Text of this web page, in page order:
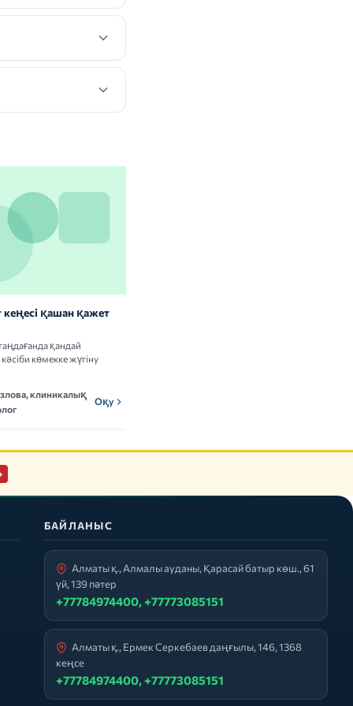
қашан қажет
қандай
көмекке жүгіну
клиникалық
Оқу
БАЙЛАНЫС
Алматы қ., Алмалы ауданы, Қарасай батыр көш., 61
үй, 139 пәтер
+77784974400, +77773085151
Алматы қ., Ермек Серкебаев даңғылы, 146, 1368
кеңсе
+77784974400, +77773085151